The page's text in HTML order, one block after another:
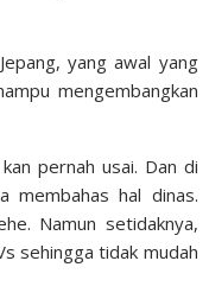
yang awal yang
mengembangkan
pernah usai. Dan di
membahas hal dinas.
Namun setidaknya,
sehingga tidak mudah